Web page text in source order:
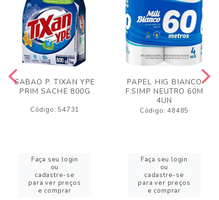
SABAO P. TIXAN YPE
PRIM SACHE 800G
Código: 54731
Faça seu login
ou
cadastre-se
para ver preços
e comprar
PAPEL HIG BIANCO
F.SIMP NEUTRO 60M
4UN
Código: 48485
Faça seu login
ou
cadastre-se
para ver preços
e comprar